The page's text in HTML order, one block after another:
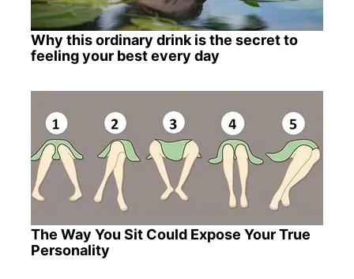
Why this ordinary drink is the secret to
feeling your best every day
The Way You Sit Could Expose Your True
Personality